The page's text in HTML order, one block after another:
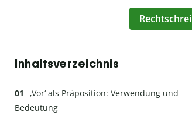
Inhaltsverzeichnis
‚Vor‘ als Präposition: Verwendung und
Bedeutung